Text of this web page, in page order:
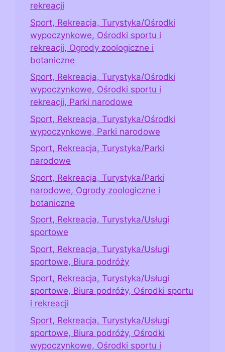
rekreacji
Sport, Rekreacja, Turystyka/Ośrodki
wypoczynkowe, Ośrodki sportu i
rekreacji, Ogrody zoologiczne i
botaniczne
Sport, Rekreacja, Turystyka/Ośrodki
wypoczynkowe, Ośrodki sportu i
rekreacji, Parki narodowe
Sport, Rekreacja, Turystyka/Ośrodki
wypoczynkowe, Parki narodowe
Sport, Rekreacja, Turystyka/Parki
narodowe
Sport, Rekreacja, Turystyka/Parki
narodowe, Ogrody zoologiczne i
botaniczne
Sport, Rekreacja, Turystyka/Usługi
sportowe
Sport, Rekreacja, Turystyka/Usługi
sportowe, Biura podróży
Sport, Rekreacja, Turystyka/Usługi
sportowe, Biura podróży, Ośrodki sportu
i rekreacji
Sport, Rekreacja, Turystyka/Usługi
sportowe, Biura podróży, Ośrodki
wypoczynkowe, Ośrodki sportu i